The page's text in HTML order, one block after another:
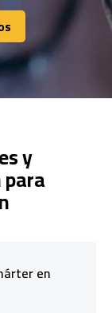
y
en